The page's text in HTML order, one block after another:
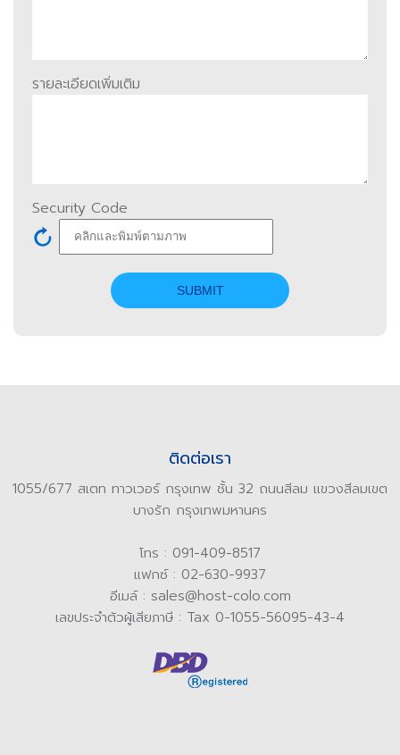
รายละเอียดเพิ่มเติม
Security Code
ติดต่อเรา
1055/677 สเตท ทาวเวอร์ กรุงเทพ ชั้น 32 ถนนสีลม แขวงสีลมเขต
บางรัก กรุงเทพมหานคร
โทร : 091-409-8517
แฟกซ์ : 02-630-9937
อีเมล์ : sales@host-colo.com
เลขประจำตัวผู้เสียภาษี : Tax 0-1055-56095-43-4